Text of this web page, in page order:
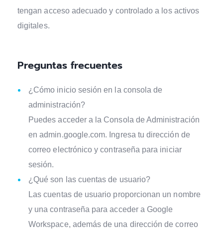
tengan acceso adecuado y controlado a los activos
digitales.
Preguntas frecuentes
¿Cómo inicio sesión en la consola de
administración?
Puedes acceder a la Consola de Administración
en admin.google.com. Ingresa tu dirección de
correo electrónico y contraseña para iniciar
sesión.
¿Qué son las cuentas de usuario?
Las cuentas de usuario proporcionan un nombre
y una contraseña para acceder a Google
Workspace, además de una dirección de correo